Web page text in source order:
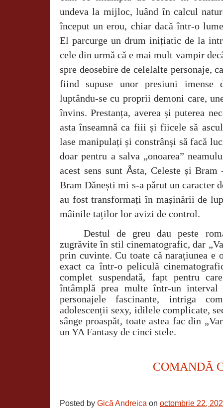
undeva la mijloc, luând în calcul
început un erou, chiar dacă într-o
El parcurge un drum inițiatic de la
cele din urmă că e mai mult vampir
spre deosebire de celelalte personaje,
fiind supuse unor presiuni imense
luptându-se cu proprii demoni care,
învins. Prestanța, averea și puterea
asta înseamnă ca fiii și fiicele să
lase manipulați și constrânși să facă
doar pentru a salva „onoarea”
acest sens sunt Åsta, Celeste și
Bram Dănești mi s-a părut un caracter
au fost transformați în mașinării de
mâinile taților lor avizi de control.
Destul de greu dau peste
zugrăvite în stil cinematografic, dar
prin cuvinte. Cu toate că narațiunea e
exact ca într-o peliculă
complet suspendată, fapt pentru
întâmplă prea multe într-un
personajele fascinante, intriga
adolescenții sexy, idilele complicate,
sânge proaspăt, toate astea fac din
un YA Fantasy de cinci stele.
COMANDĂ
Posted by Gică Andreica on octombrie 22,